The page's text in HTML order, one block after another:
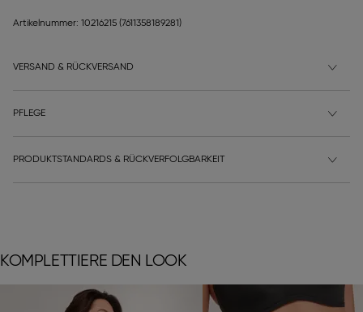
Artikelnummer: 10216215 (7611358189281)
VERSAND & RÜCKVERSAND
PFLEGE
PRODUKTSTANDARDS & RÜCKVERFOLGBARKEIT
KOMPLETTIERE DEN LOOK